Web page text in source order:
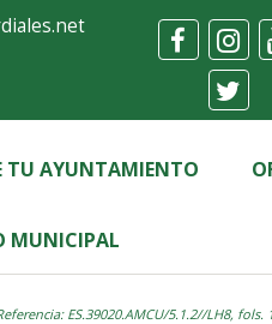
TU AYUNTAMIENTO
MUNICIPAL
ES.39020.AMCU/5.1.2//LH8, fols.